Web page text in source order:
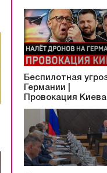
Беспилотная
Германии |
Провокация Киева